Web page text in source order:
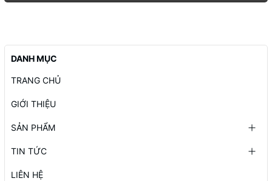
DANH MỤC
TRANG CHỦ
GIỚI THIỆU
SẢN PHẨM
TIN TỨC
LIÊN HỆ